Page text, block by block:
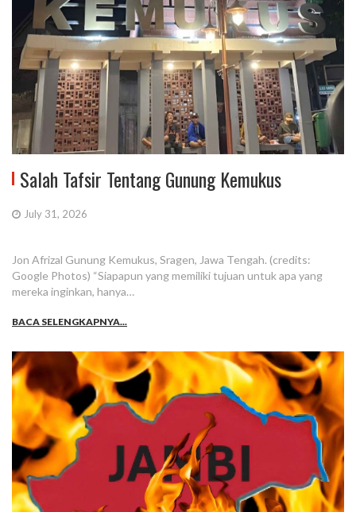
Salah Tafsir Tentang Gunung Kemukus
July 31, 2026
Jon Afrizal Gunung Kemukus, Sragen, Jawa Tengah. (credits:
Google Photos) “Siapapun yang memiliki tujuan untuk apa yang
mereka inginkan, hanya…
BACA SELENGKAPNYA...